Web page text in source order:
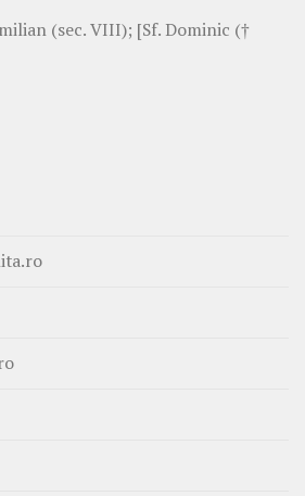
(sec. VIII); [Sf. Dominic (†